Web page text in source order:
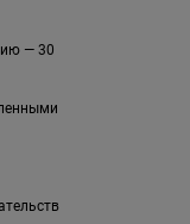
— 30